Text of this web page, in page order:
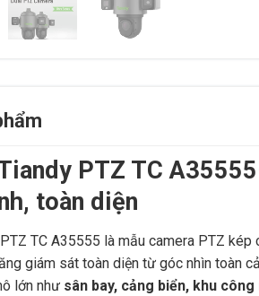
PTZ TC
toàn diện
TC A35555 là mẫu camera PTZ kép
giám sát toàn diện từ góc nhìn toàn
lớn như sân bay, cảng biển, khu